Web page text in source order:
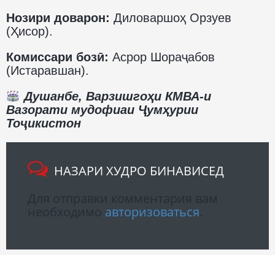
Нозири доварон: Диловаршоҳ Орзуев
(Ҳисор).
Комиссари бозӣ: Асрор Шораҷабов
(Истаравшан).
Душанбе, Варзишгоҳи КМВА-и
Вазорати мудофиаи Ҷумҳурии
Тоҷикистон
НАЗАРИ ХУДРО БИНАВИСЕД
авторизоваться